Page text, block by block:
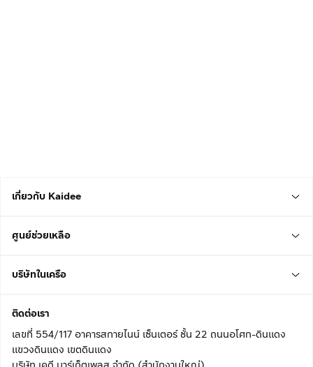
เกี่ยวกับ Kaidee
ศูนย์ช่วยเหลือ
บริษัทในเครือ
ติดต่อเรา
เลขที่ 554/117 อาคารสกายไนน์ เซ็นเตอร์ ชั้น 22 ถนนอโศก-ดินแดง
แขวงดินแดง เขตดินแดง